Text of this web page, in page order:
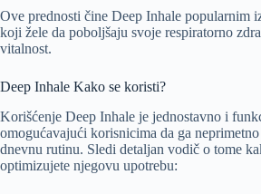
Ove prednosti čine Deep Inhale popularnim
koji žele da poboljšaju svoje respiratorno
vitalnost.
Deep Inhale Kako se koristi?
Korišćenje Deep Inhale je jednostavno i
omogućavajući korisnicima da ga
dnevnu rutinu. Sledi detaljan vodič o tome
optimizujete njegovu upotrebu: